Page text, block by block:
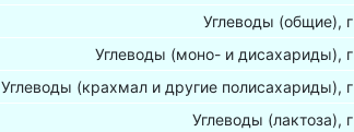
Углеводы (общие), г
Углеводы (моно- и дисахариды), г
Углеводы (крахмал и другие полисахариды), г
Углеводы (лактоза), г